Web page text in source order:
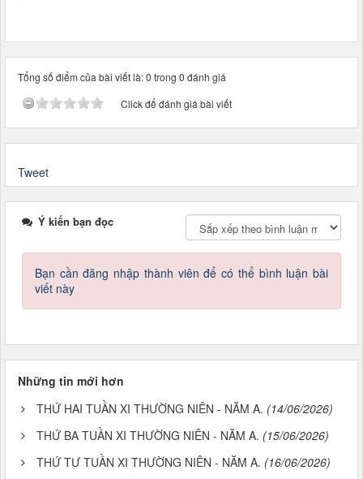
Tổng số điểm của bài viết là: 0 trong 0 đánh giá
Click để đánh giá bài viết
Tweet
Ý kiến bạn đọc
Bạn cần đăng nhập thành viên để có thể bình luận bài
viết này
Những tin mới hơn
THỨ HAI TUẦN XI THƯỜNG NIÊN - NĂM A. (14/06/2026)
THỨ BA TUẦN XI THƯỜNG NIÊN - NĂM A. (15/06/2026)
THỨ TƯ TUẦN XI THƯỜNG NIÊN - NĂM A. (16/06/2026)